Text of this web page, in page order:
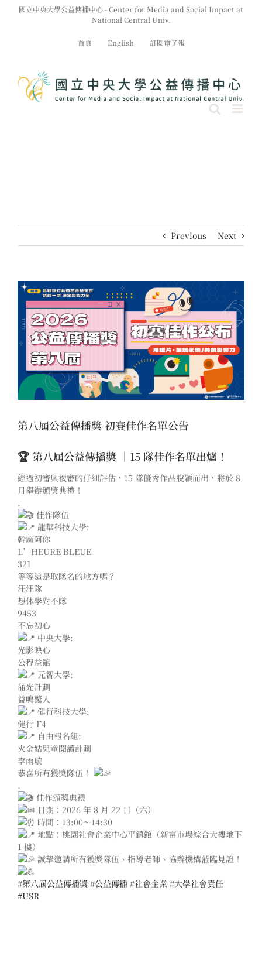
國立中央大學公益傳播中心 - Center for Media and Social Impact at
National Central Univ.
首頁 English 訂閱電子報
Previous Next
View
Larger
Image
第八屆公益傳播獎 初賽佳作名單公告
🏆 第八屆公益傳播獎 ｜15 隊佳作名單出爐！
經過初審與複審的仔細評估，15 隊優秀作品脫穎而出，將於 8
月舉辦頒獎典禮！
.
佳作隊伍
龍華科技大學:
幹麻阿你
L’HEURE BLEUE
321
等等這是取隊名的地方嗎？
汪汪隊
想休學對不隊
9453
不忘初心
中央大學:
光影映心
公程益館
元智大學:
蒲光計劃
益鳴驚人
健行科技大學:
健行 F4
自由報名組:
火金姑兒童閱讀計劃
李雨璇
恭喜所有獲獎隊伍！
.
佳作頒獎典禮
日期：2026 年 8 月 22 日（六）
時間：13:00～14:30
地點：桃園社會企業中心平鎮館（新富市場綜合大樓地下
1 樓）
誠摯邀請所有獲獎隊伍、指導老師、協辦機構蒞臨見證！
#第八屆公益傳播獎 #公益傳播 #社會企業 #大學社會責任
#USR